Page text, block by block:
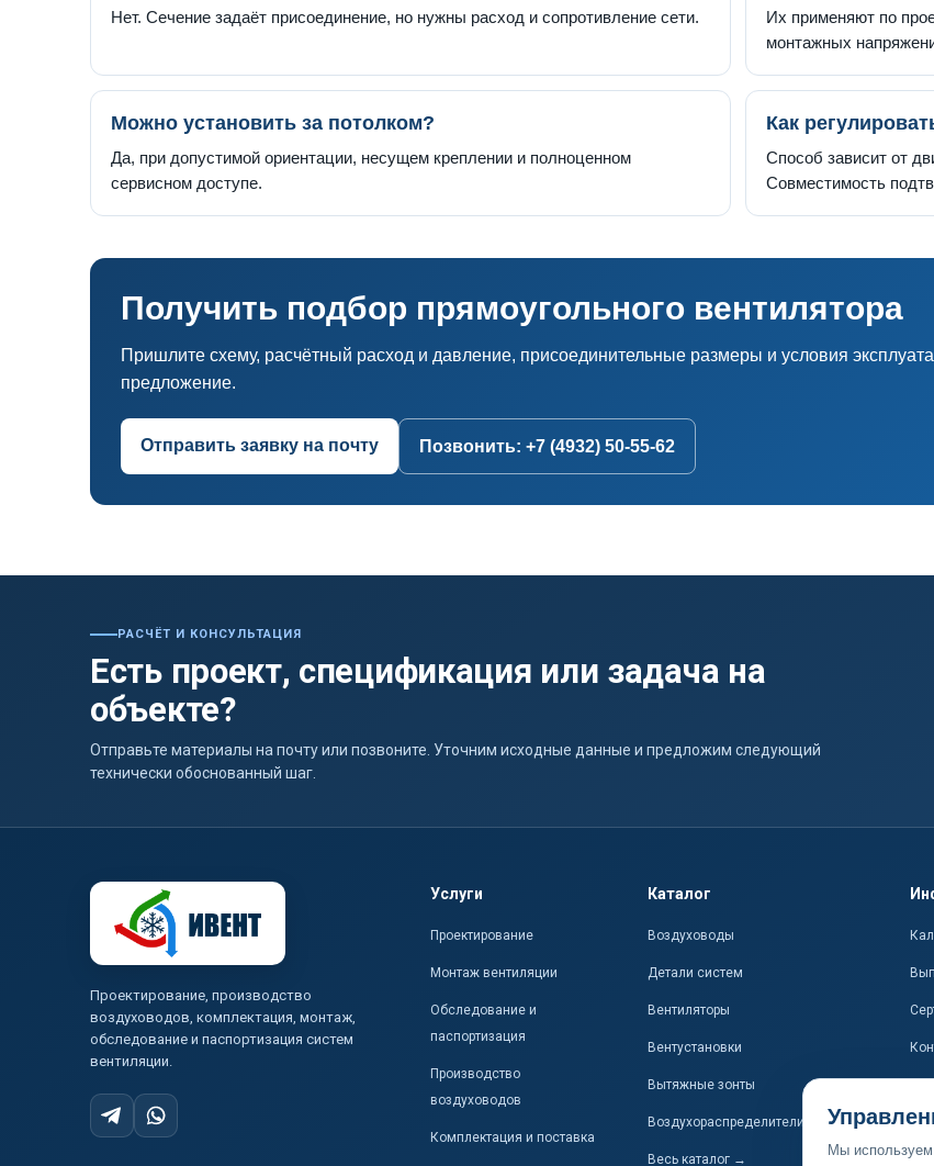
Нет. Сечение задаёт присоединение, но нужны расход и сопротивление сети.
Их применяют по
монтажных
Можно установить за потолком?
Да, при допустимой ориентации, несущем креплении и полноценном
сервисном доступе.
Как
Способ зависит от
Совместимость
Получить подбор прямоугольного вентилятора
Пришлите схему, расчётный расход и давление, присоединительные размеры и условия
предложение.
Отправить заявку на почту Позвонить: +7 (4932) 50-55-62
РАСЧЁТ И КОНСУЛЬТАЦИЯ
Есть проект, спецификация или задача на
объекте?
Отправьте материалы на почту или позвоните. Уточним исходные данные и предложим следующий
технически обоснованный шаг.
Проектирование, производство
воздуховодов, комплектация, монтаж,
обследование и паспортизация систем
вентиляции.
Услуги
Проектирование
Монтаж вентиляции
Обследование и
паспортизация
Производство
воздуховодов
Комплектация и поставка
Каталог
Воздуховоды
Детали систем
Вентиляторы
Вентустановки
Вытяжные зонты
Воздухораспределители
Весь каталог →
Мы